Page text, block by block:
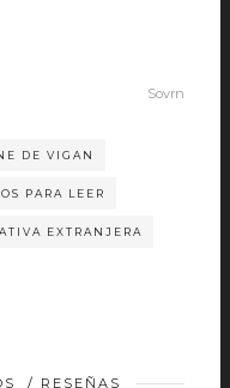
Sovrn
DE VIGAN
PARA LEER
EXTRANJERA
/ RESEÑAS